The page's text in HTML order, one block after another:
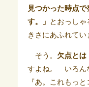
見つかった時点
す。」
とおっしゃ
きさにあふれてい
そう。 欠点とは
すよね。 いろん
『あ。これもっ